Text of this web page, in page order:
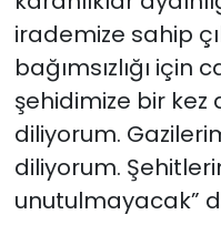
irademize sahip
bağımsızlığı için
şehidimize bir
diliyorum.
diliyorum.
unutulmayacak”